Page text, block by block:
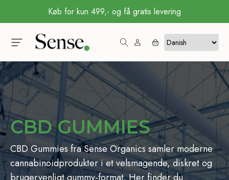
Køb for kun 499,- og få gratis levering
CBD GUMMIES
CBD Gummies fra Sense Organics samler moderne
cannabinoidprodukter i et velsmagende, diskret og